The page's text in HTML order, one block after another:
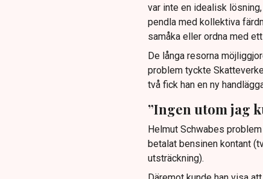
var inte en idealisk
pendla med kollektiva
samåka eller ordna med
De långa resorna
problem tyckte
två fick han en ny
”Ingen utom jag
Helmut Schwabes
betalat bensinen kontant
utsträckning).